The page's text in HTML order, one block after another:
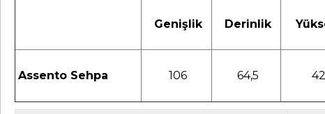
Genişlik Derinlik
Assento Sehpa 106 64,5